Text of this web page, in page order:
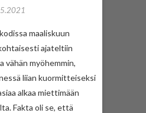
maaliskuun
ajateltiin
vähän myöhemmin,
liian kuormitteiseksi
alkaa miettimään
Fakta oli se, että